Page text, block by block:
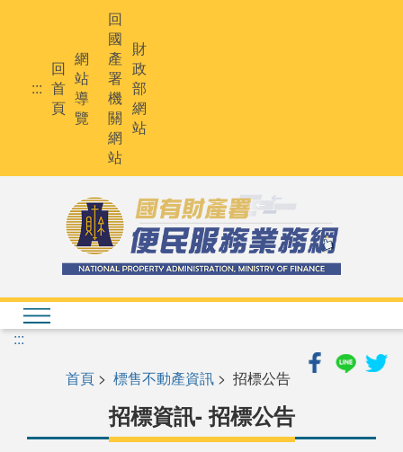
:::
回
首
頁
網
站
導
覽
回
國
產
署
機
關
網
站
財
政
部
網
站
:::
首頁 > 標售不動產資訊 > 招標公告
招標資訊- 招標公告